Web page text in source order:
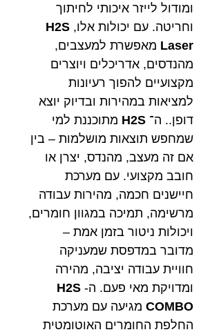
ומודול לייזר איכותי לחיתוך
וחריטה. עם יכולות אלו, H2S
Laser מאפשרת למעצבים,
מהנדסים, אדריכלים ויוצרים
מקצועיים להפוך רעיונות
למציאות במהירות ובדיוק יוצא
דופן.. ה־ H2S מתוכננת למי
שמחפש תוצאות מושלמות – בין
אם זה מעצב, מהנדס, יצרן או
חובב מקצועי. עם מערכת
חיישנים חכמה, מהירות עבודה
מרשימה, תמיכה במגוון חומרים,
ויכולות ניטור בזמן אמת –
מדובר במדפסת שמעניקה
חוויית עבודה יציבה, מהירה
ומדויקת מאי פעם. ה- H2S
COMBO מגיעה עם מערכת
החלפת החומרים האוטומטית